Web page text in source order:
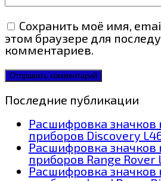
Сохранить моё имя,
этом браузере для
комментариев.
Последние публикации
Расшифровка значков
приборов Discovery
Расшифровка значков
приборов Range Rover
Расшифровка значков